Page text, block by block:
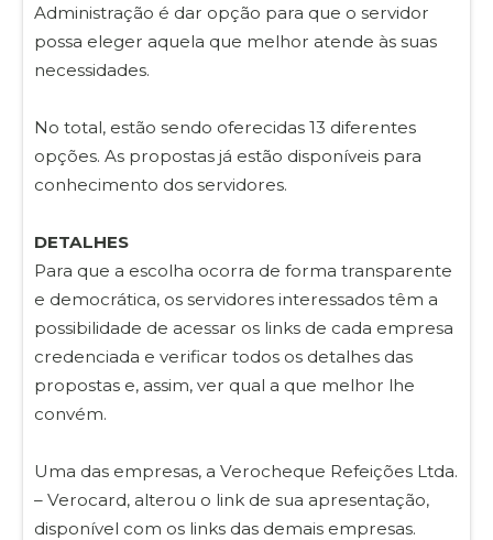
Administração é dar opção para que o servidor
possa eleger aquela que melhor atende às suas
necessidades.
No total, estão sendo oferecidas 13 diferentes
opções. As propostas já estão disponíveis para
conhecimento dos servidores.
DETALHES
Para que a escolha ocorra de forma transparente
e democrática, os servidores interessados têm a
possibilidade de acessar os links de cada empresa
credenciada e verificar todos os detalhes das
propostas e, assim, ver qual a que melhor lhe
convém.
Uma das empresas, a Verocheque Refeições Ltda.
– Verocard, alterou o link de sua apresentação,
disponível com os links das demais empresas.